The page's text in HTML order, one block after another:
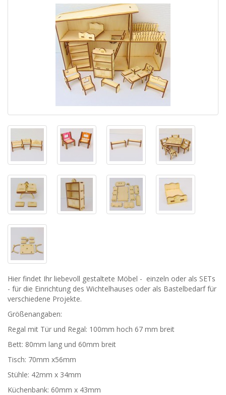
Hier findet Ihr liebevoll gestaltete Möbel - einzeln oder als SETs
- für die Einrichtung des Wichtelhauses oder als Bastelbedarf für
verschiedene Projekte.
Größenangaben:
Regal mit Tür und Regal: 100mm hoch 67 mm breit
Bett: 80mm lang und 60mm breit
Tisch: 70mm x56mm
Stühle: 42mm x 34mm
Küchenbank: 60mm x 43mm